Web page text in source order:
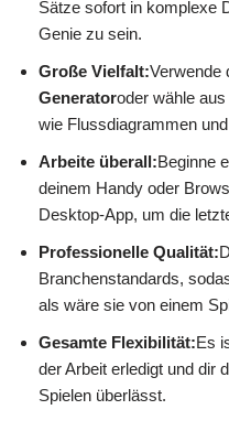
Sätze sofort in komplexe
Genie zu sein.
Große Vielfalt:Verwende
Generatoroder wähle
wie Flussdiagrammen
Arbeite überall:Beginne
deinem Handy oder
Desktop-App, um die
Professionelle Qualität:
Branchenstandards,
als wäre sie von einem
Gesamte Flexibilität:Es
der Arbeit erledigt und dir
Spielen überlässt.